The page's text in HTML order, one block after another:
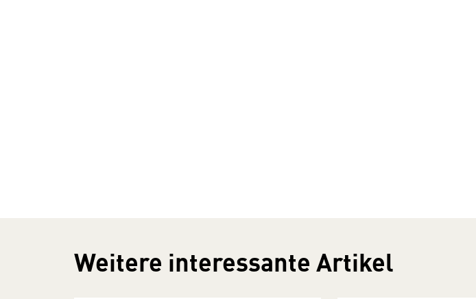
Weitere interessante Artikel